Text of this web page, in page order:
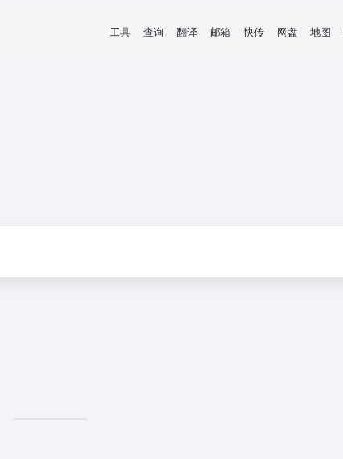
工具 查询 翻译 邮箱 快传 网盘 地图